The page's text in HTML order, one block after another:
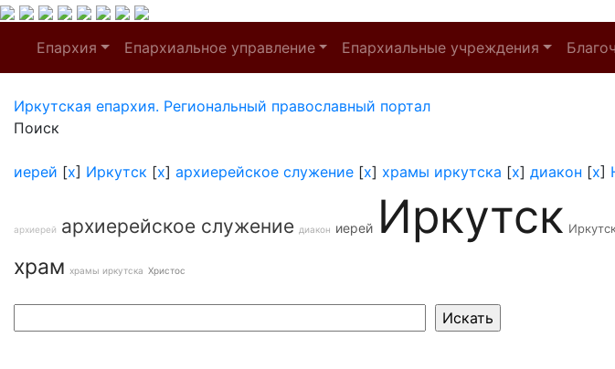
Епархия Епархиальное управление Епархиальные учреждения
Иркутская епархия. Региональный православный портал
Поиск
иерей [x] Иркутск [x] архиерейское служение [x] храмы иркутска [x] диакон [x]
архиерей архиерейское служение диакон иерей Иркутск
храм храмы иркутска Христос